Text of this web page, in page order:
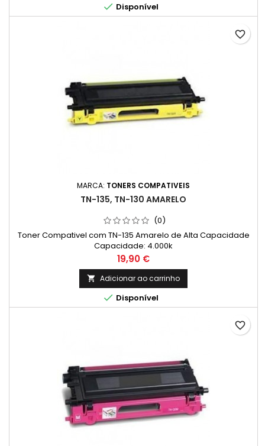
 Disponível
MARCA: TONERS COMPATIVEIS
TN-135, TN-130 AMARELO
(0)
Toner Compativel com TN-135 Amarelo de Alta Capacidade
Capacidade: 4.000k
Preço
19,90 €
 Adicionar ao carrinho
 Disponível
favorite_border
favorite_border